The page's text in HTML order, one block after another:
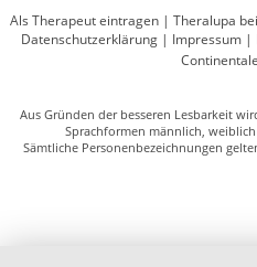
Als Therapeut eintragen | Theralupa
Datenschutzerklärung| Impressum|
Continentale
Aus Gründen der besseren Lesbarkeit
Sprachformen männlich,
Sämtliche Personenbezeichnungen